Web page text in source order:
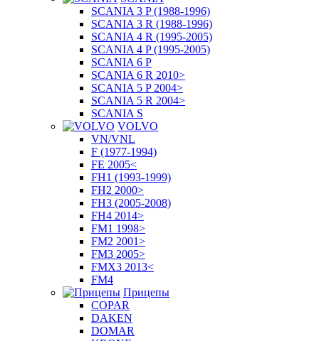
SCANIA 3 P (1988-1996)
SCANIA 3 R (1988-1996)
SCANIA 4 R (1995-2005)
SCANIA 4 P (1995-2005)
SCANIA 6 P
SCANIA 6 R 2010>
SCANIA 5 P 2004>
SCANIA 5 R 2004>
SCANIA S
VOLVO
VN/VNL
F (1977-1994)
FE 2005<
FH1 (1993-1999)
FH2 2000>
FH3 (2005-2008)
FH4 2014>
FM1 1998>
FM2 2001>
FM3 2005>
FMX3 2013<
FM4
Прицепы
COPAR
DAKEN
DOMAR